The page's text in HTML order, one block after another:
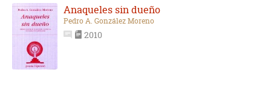
Anaqueles sin dueño
Pedro A. González Moreno
2010